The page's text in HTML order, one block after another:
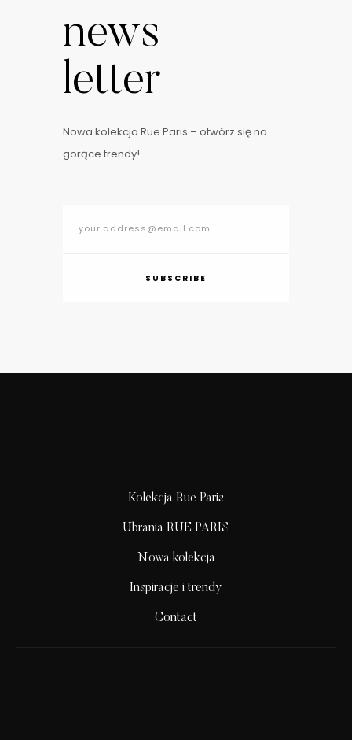
news
letter
Nowa kolekcja Rue Paris – otwórz się na
gorące trendy!
SUBSCRIBE
Kolekcja Rue Paris
Ubrania RUE PARIS
Nowa kolekcja
Inspiracje i trendy
Contact